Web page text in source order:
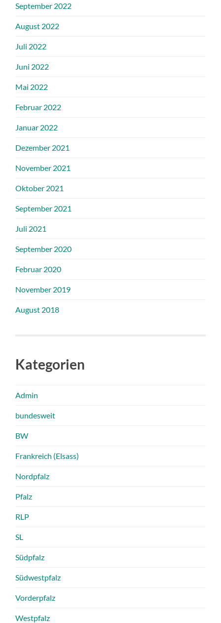
September 2022
August 2022
Juli 2022
Juni 2022
Mai 2022
Februar 2022
Januar 2022
Dezember 2021
November 2021
Oktober 2021
September 2021
Juli 2021
September 2020
Februar 2020
November 2019
August 2018
Kategorien
Admin
bundesweit
BW
Frankreich (Elsass)
Nordpfalz
Pfalz
RLP
SL
Südpfalz
Südwestpfalz
Vorderpfalz
Westpfalz